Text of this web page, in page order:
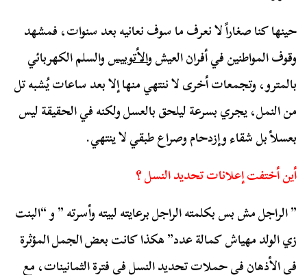
حينها كنا صغاراً لا نعرف ما سوف نعانيه بعد سنوات، فمشهد
وقوف المواطنين في أفران العيش والأتوبيسوالسلم الكهربائي
بالمترو، وتجمعات أخرى لا ننتهي منها إلا بعد ساعات يُشبه تل
من النمل، يجري بسرعة ليلحق بالعسل ولكنه في الحقيقة ليس
بعسلأ بل شقاء وإزدحام وصراع طبقي لا ينتهي.
أين أختفت إعلانات تحديد النسل ؟
” الراجل مش بس بكلمته الراجل برعايته لبيته وأسرته ” و “البنت
زي الولد مهياش كمالة عدد” هكذا كانت بعض الجمل المؤثرة
في الأذهان في حملات تحديد النسل في فترة الثمانينات، مع